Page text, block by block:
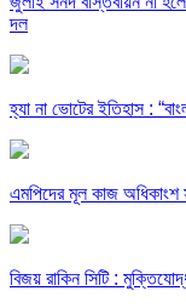
দল
হ্যা না ভোটের ইতিহাস :
এমপিদের মূল কাজ
বিজয় রাকিন সিটি :